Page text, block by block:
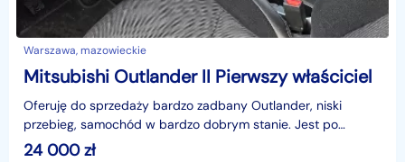
Warszawa, mazowieckie
Mitsubishi Outlander II Pierwszy właściciel
Oferuję do sprzedaży bardzo zadbany Outlander, niski
przebieg, samochód w bardzo dobrym stanie. Jest po
wymianie rozrządu, oleju. Dodatkowo hak, koła pełne zimo
24 000zł